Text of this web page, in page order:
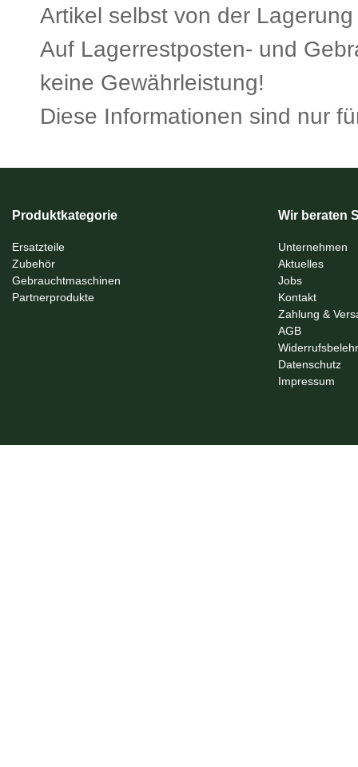
Artikel selbst von der
Auf Lagerrestposten- und
keine Gewährleistung!
Diese Informationen sind nur
Produktkategorie
Ersatzteile
Zubehör
Gebrauchtmaschinen
Partnerprodukte
Wir beraten
Unternehmen
Aktuelles
Jobs
Kontakt
Zahlung &
AGB
Datenschutz
Impressum